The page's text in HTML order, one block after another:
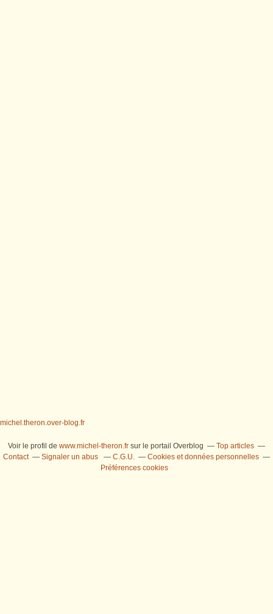
michel.theron.over-blog.fr
Voir le profil de www.michel-theron.fr sur le portail Overblog
Top articles
Contact
Signaler un abus C.G.U.
Cookies et données personnelles
Préférences cookies